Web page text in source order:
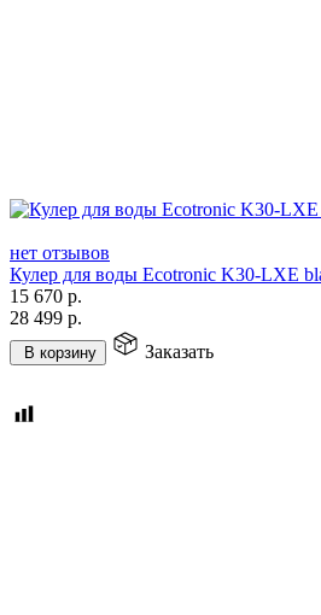
нет отзывов
Кулер для воды Ecotronic K30-LXE
15 670 р.
28 499 р.
В корзину Заказать